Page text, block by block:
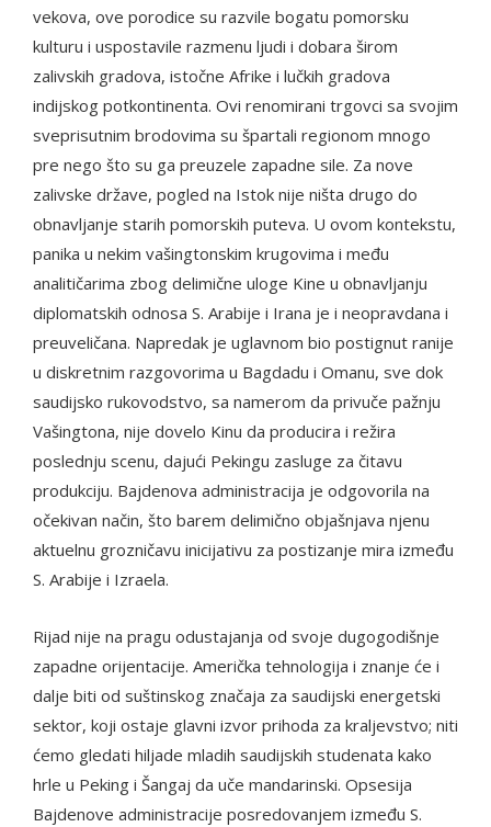
vekova, ove porodice su razvile bogatu pomorsku
kulturu i uspostavile razmenu ljudi i dobara širom
zalivskih gradova, istočne Afrike i lučkih gradova
indijskog potkontinenta. Ovi renomirani trgovci sa svojim
sveprisutnim brodovima su špartali regionom mnogo
pre nego što su ga preuzele zapadne sile. Za nove
zalivske države, pogled na Istok nije ništa drugo do
obnavljanje starih pomorskih puteva. U ovom kontekstu,
panika u nekim vašingtonskim krugovima i među
analitičarima zbog delimične uloge Kine u obnavljanju
diplomatskih odnosa S. Arabije i Irana je i neopravdana i
preuveličana. Napredak je uglavnom bio postignut ranije
u diskretnim razgovorima u Bagdadu i Omanu, sve dok
saudijsko rukovodstvo, sa namerom da privuče pažnju
Vašingtona, nije dovelo Kinu da producira i režira
poslednju scenu, dajući Pekingu zasluge za čitavu
produkciju. Bajdenova administracija je odgovorila na
očekivan način, što barem delimično objašnjava njenu
aktuelnu grozničavu inicijativu za postizanje mira između
S. Arabije i Izraela.
Rijad nije na pragu odustajanja od svoje dugogodišnje
zapadne orijentacije. Američka tehnologija i znanje će i
dalje biti od suštinskog značaja za saudijski energetski
sektor, koji ostaje glavni izvor prihoda za kraljevstvo; niti
ćemo gledati hiljade mladih saudijskih studenata kako
hrle u Peking i Šangaj da uče mandarinski. Opsesija
Bajdenove administracije posredovanjem između S.